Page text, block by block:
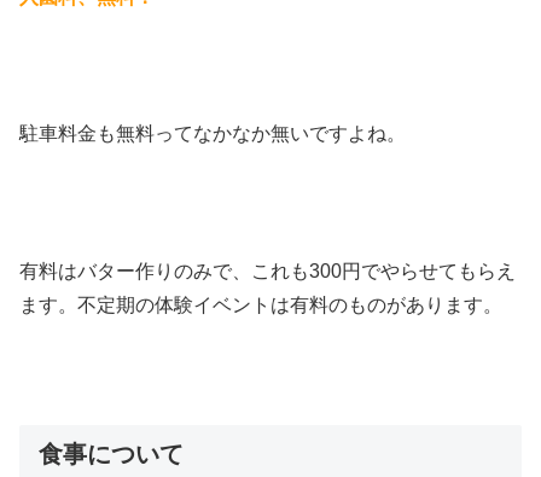
駐車料金も無料ってなかなか無いですよね。
有料はバター作りのみで、これも300円でやらせてもらえ
ます。不定期の体験イベントは有料のものがあります。
食事について